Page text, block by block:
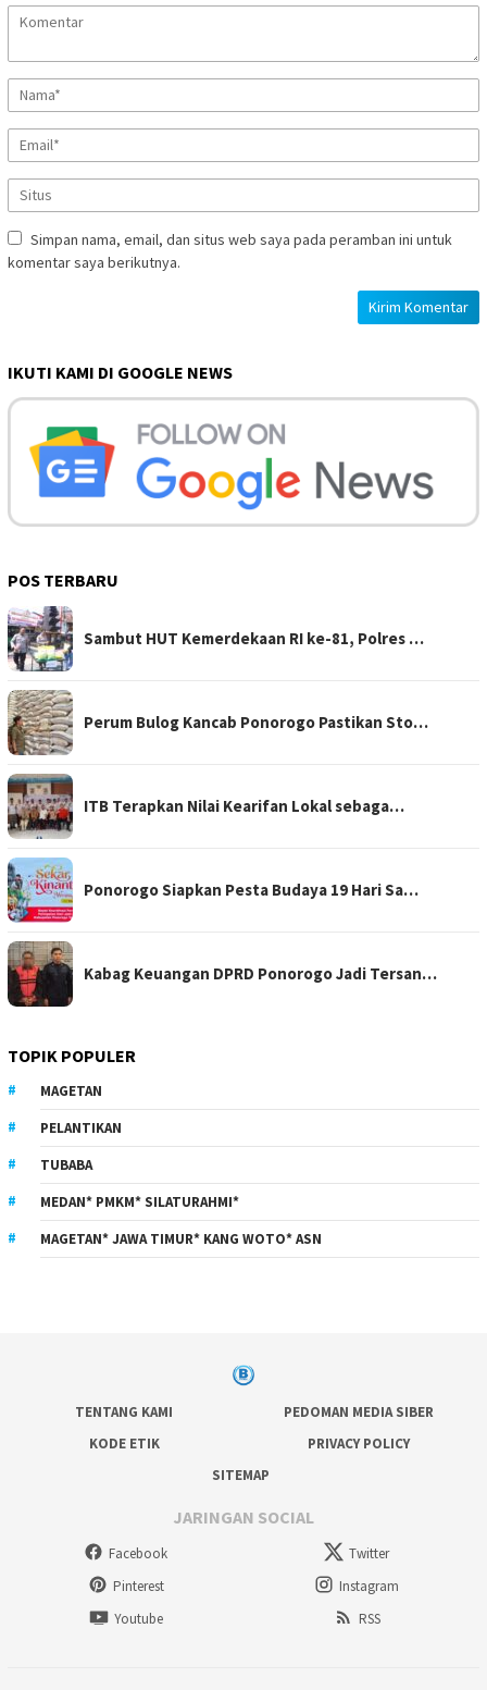
Simpan nama, email, dan situs web saya pada peramban ini untuk
komentar saya berikutnya.
IKUTI KAMI DI GOOGLE NEWS
POS TERBARU
Sambut HUT Kemerdekaan RI ke-81, Polres …
Perum Bulog Kancab Ponorogo Pastikan Sto…
ITB Terapkan Nilai Kearifan Lokal sebaga…
Ponorogo Siapkan Pesta Budaya 19 Hari Sa…
Kabag Keuangan DPRD Ponorogo Jadi Tersan…
TOPIK POPULER
MAGETAN
PELANTIKAN
TUBABA
MEDAN* PMKM* SILATURAHMI*
MAGETAN* JAWA TIMUR* KANG WOTO* ASN
TENTANG KAMI
PEDOMAN MEDIA SIBER
KODE ETIK
PRIVACY POLICY
SITEMAP
JARINGAN SOCIAL
Facebook
Twitter
Pinterest
Instagram
Youtube
RSS